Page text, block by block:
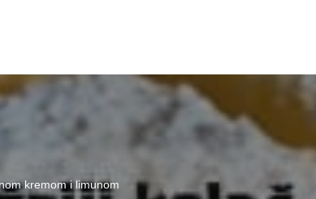
kremom i limunom